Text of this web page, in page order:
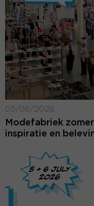
05/06/2026
Modefabriek
inspiratie en